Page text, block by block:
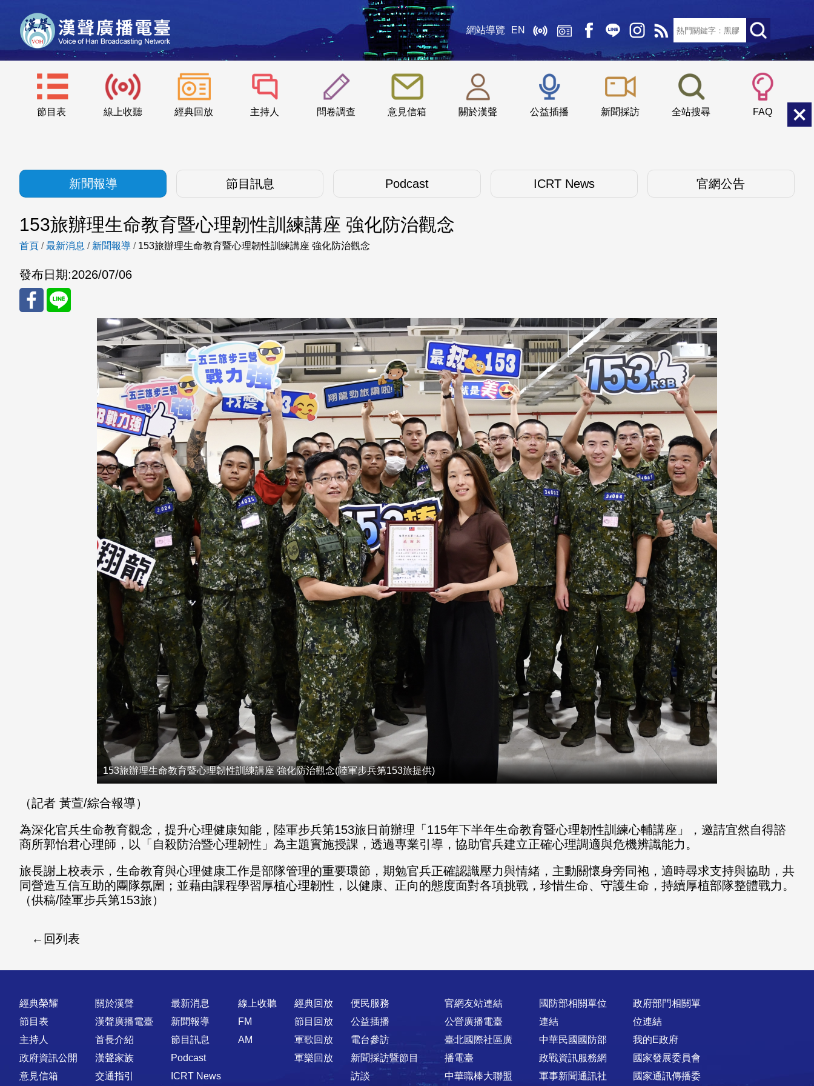
網站導覽 EN
節目表 線上收聽 經典回放 主持人 問卷調查 意見信箱 關於漢聲 公益插播 新聞採訪 全站搜尋 FAQ
::: 小 中
新聞報導 節目訊息 Podcast ICRT News 官網公告
153旅辦理生命教育暨心理韌性訓練講座 強化防治觀念
首頁 /最新消息 / 新聞報導 / 153旅辦理生命教育暨心理韌性訓練講座 強化防治觀念
發布日期:2026/07/06
153旅辦理生命教育暨心理韌性訓練講座 強化防治觀念(陸軍步兵第153旅提供)
（記者 黃萱/綜合報導）
為深化官兵生命教育觀念，提升心理健康知能，陸軍步兵第153旅日前辦理「115年下半年生命教育暨心理韌性訓練心輔講座」，邀請宜然自得諮
商所郭怡君心理師，以「自殺防治暨心理韌性」為主題實施授課，透過專業引導，協助官兵建立正確心理調適與危機辨識能力。
旅長謝上校表示，生命教育與心理健康工作是部隊管理的重要環節，期勉官兵正確認識壓力與情緒，主動關懷身旁同袍，適時尋求支持與協助，共
同營造互信互助的團隊氛圍；並藉由課程學習厚植心理韌性，以健康、正向的態度面對各項挑戰，珍惜生命、守護生命，持續厚植部隊整體戰力。
（供稿/陸軍步兵第153旅）
回列表
快速連結
經典榮耀
節目表
主持人
政府資訊公開
意見信箱
關於漢聲
漢聲廣播電臺
首長介紹
漢聲家族
交通指引
最新消息
新聞報導
節目訊息
Podcast
ICRT News
線上收聽
FM
AM
經典回放
節目回放
軍歌回放
軍樂回放
便民服務
公益插播
電台參訪
新聞採訪暨節目
訪談
官網友站連結
公營廣播電臺
臺北國際社區廣
播電臺
中華職棒大聯盟
國防部相關單位
連結
中華民國國防部
政戰資訊服務網
軍事新聞通訊社
政府部門相關單
位連結
我的E政府
國家發展委員會
國家通訊傳播委